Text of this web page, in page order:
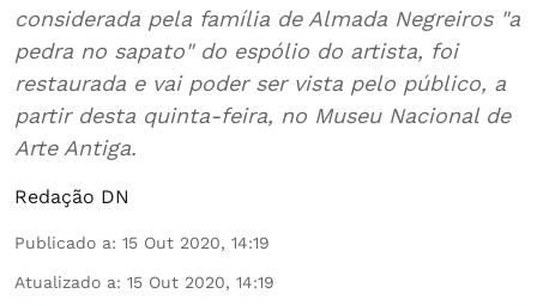
considerada pela família de Almada Negreiros "a
pedra no sapato" do espólio do artista, foi
restaurada e vai poder ser vista pelo público, a
partir desta quinta-feira, no Museu Nacional de
Arte Antiga.
Redação DN
Publicado a: 15 Out 2020, 14:19
Atualizado a: 15 Out 2020, 14:19